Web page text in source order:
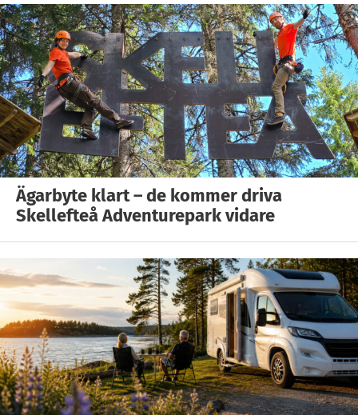
Ägarbyte klart – de kommer driva
Skellefteå Adventurepark vidare